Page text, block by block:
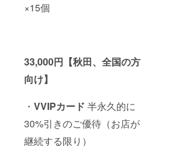
×15個
33,000円【秋田、全国の方
向け】
・ VVIPカード 半永久的に
30%引きのご優待（お店が
継続する限り）